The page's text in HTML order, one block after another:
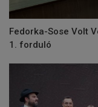
Fedorka-Sose Volt
1. forduló